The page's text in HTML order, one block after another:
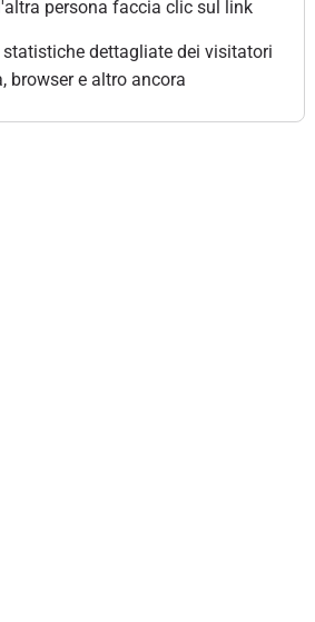
persona faccia clic sul link
dettagliate dei visitatori
browser e altro ancora